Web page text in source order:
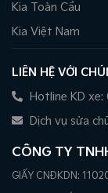
Kia Toàn Cầu
Kia Việt Nam
LIÊN HỆ VỚI
Hotline KD
Dịch vụ sửa
CÔNG TY
GIẤY CNĐKDN: